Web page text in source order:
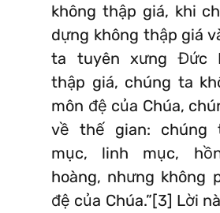
không thập giá, khi
dựng không thập giá
ta tuyên xưng Đức
thập giá, chúng ta
môn đệ của Chúa,
về thế gian: chúng
mục, linh mục,
hoàng, nhưng không
đệ của Chúa.”[3] Lời